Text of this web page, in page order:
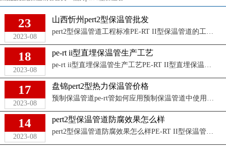
23
2023-08
山西忻州pert2型保温管批发
pert2型保温管道工程标准PE-RT II型保温管道的工程标准可能会有所差异，具体的标准要根据所在地区的规范和相关行业的标准来确定。以下是一些常见的 ...
18
2023-08
pe-rt ii型直埋保温管生产工艺
pe-rt ii型直埋保温管生产工艺PE-RT II型直埋保温管是一种新型管材，主要应用于热水供应、暖通空调、地源热泵、中央采暖等系统的管道输送。其生 ...
17
2023-08
盘锦pert2型热力保温管价格
预制保温管道pe-rt管如何应用预制保温管道中使用PE-RT管的应用范围较广，以下是一些常见的应用场景：供热系统：PE-RT管可用于城市供热系统中的热 ...
14
2023-08
pert2型保温管道防腐效果怎么样
pert2型保温管道防腐效果怎么样PE-RT II型保温管道在防腐方面具有一定的效果，但具体的防腐效果取决于多个因素，包括管道材料的选择、防腐涂层的施 ...